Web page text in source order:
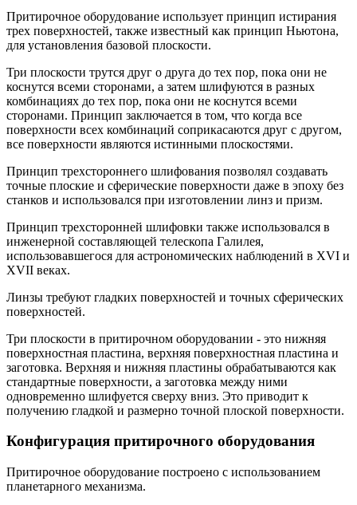
Притирочное оборудование использует принцип истирания
трех поверхностей, также известный как принцип Ньютона,
для установления базовой плоскости.
Три плоскости трутся друг о друга до тех пор, пока они не
коснутся всеми сторонами, а затем шлифуются в разных
комбинациях до тех пор, пока они не коснутся всеми
сторонами. Принцип заключается в том, что когда все
поверхности всех комбинаций соприкасаются друг с другом,
все поверхности являются истинными плоскостями.
Принцип трехстороннего шлифования позволял создавать
точные плоские и сферические поверхности даже в эпоху без
станков и использовался при изготовлении линз и призм.
Принцип трехсторонней шлифовки также использовался в
инженерной составляющей телескопа Галилея,
использовавшегося для астрономических наблюдений в XVI и
XVII веках.
Линзы требуют гладких поверхностей и точных сферических
поверхностей.
Три плоскости в притирочном оборудовании - это нижняя
поверхностная пластина, верхняя поверхностная пластина и
заготовка. Верхняя и нижняя пластины обрабатываются как
стандартные поверхности, а заготовка между ними
одновременно шлифуется сверху вниз. Это приводит к
получению гладкой и размерно точной плоской поверхности.
Конфигурация притирочного оборудования
Притирочное оборудование построено с использованием
планетарного механизма.